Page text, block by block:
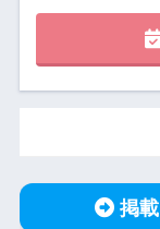
掲